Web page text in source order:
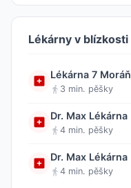
Lékárny v blízkosti
Lékárna 7 Moráň
3 min. pěšky
Dr. Max Lékárna
4 min. pěšky
Dr. Max Lékárna
4 min. pěšky